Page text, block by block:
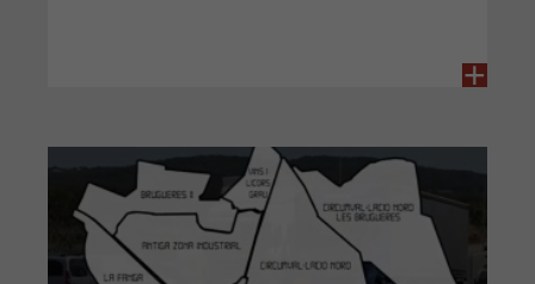
+